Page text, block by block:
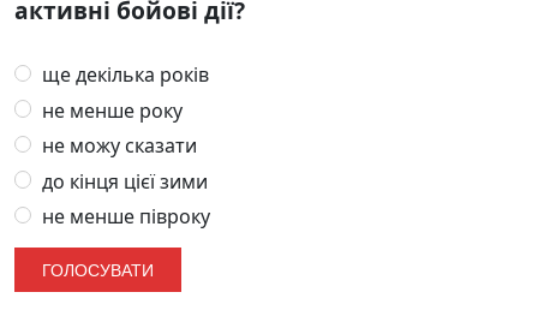
активні бойові дії?
ще декілька років
не менше року
не можу сказати
до кінця цієї зими
не менше півроку